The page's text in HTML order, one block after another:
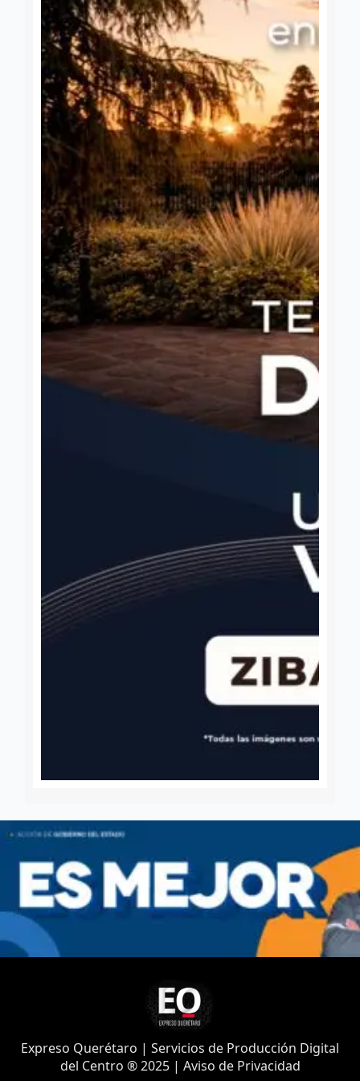
Expreso Querétaro | Servicios de Producción Digital
del Centro ® 2025 | Aviso de Privacidad